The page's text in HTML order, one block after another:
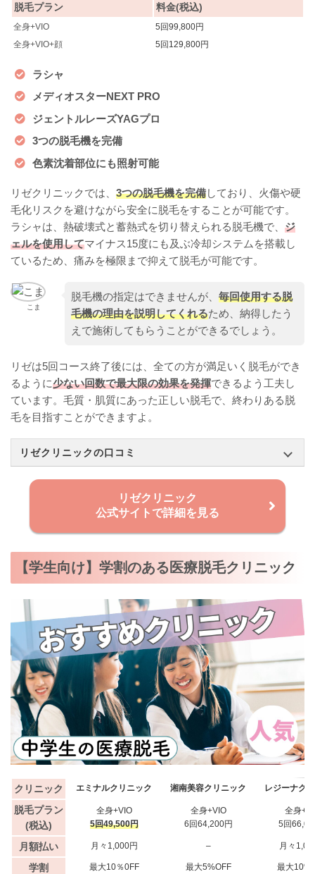
脱毛プラン 料金(税込)
全身+VIO
5回99,800円
全身+VIO+顔
5回129,800円
ラシャ
メディオスターNEXT PRO
ジェントルレーズYAGプロ
3つの脱毛機を完備
色素沈着部位にも照射可能
リゼクリニックでは、 3つの脱毛機を完備しており、火傷や硬
毛化リスクを避けながら安全に脱毛をすることが可能です。
ラシャは、熱破壊式と蓄熱式を切り替えられる脱毛機で、 ジ
ェルを使用してマイナス15度にも及ぶ冷却システムを搭載し
ているため、痛みを極限まで抑えて脱毛が可能です。
こま
脱毛機の指定はできませんが、 毎回使用する脱
毛機の理由を説明してくれるため、納得したう
えで施術してもらうことができるでしょう。
リゼは5回コース終了後には、全ての方が満足いく脱毛ができ
るように少ない回数で最大限の効果を発揮できるよう工夫し
ています。毛質・肌質にあった正しい脱毛で、終わりある脱
毛を目指すことができますよ。
リゼクリニックの口コミ
リゼクリニック
公式サイトで詳細を見る
【学生向け】学割のある医療脱毛クリニック
クリニック エミナルクリニック 湘南美容クリニック レジーナク
脱毛プラン
(税込)
全身+VIO
5回49,500円
全身+VIO
6回64,200円
全身
5回
月額払い 月々1,000円 – 月々
学割 最大10％0FF 最大5%OFF 最大